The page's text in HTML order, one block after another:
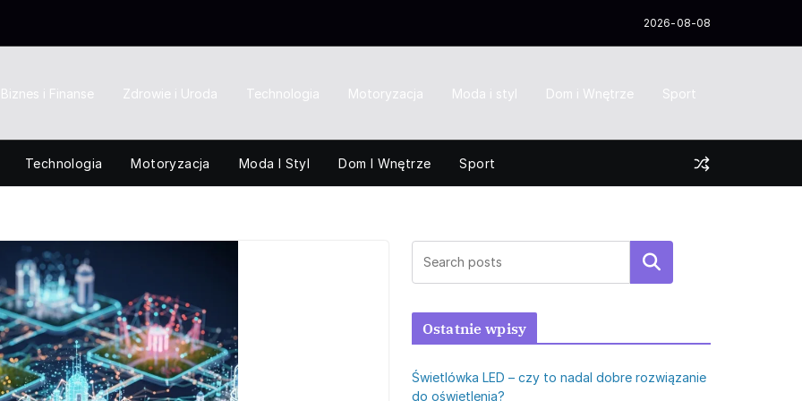
2026-08-08
Biznes i Finanse Zdrowie i Uroda Technologia Motoryzacja Moda i styl Dom i Wnętrze Sport
Technologia Motoryzacja Moda I Styl Dom I Wnętrze Sport
Szukaj
Ostatnie wpisy
Świetlówka LED – czy to nadal dobre rozwiązanie
do oświetlenia?